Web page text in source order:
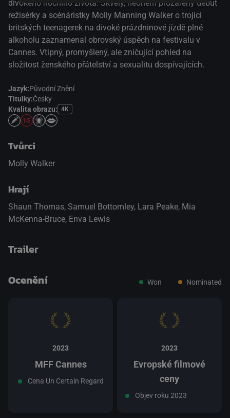
divokého nočního života. Skvělý, neonem prozářený debut
režisérky a scénáristky Molly Manning Walker o trojici
britských teenagerek na divoké prázdninové jízdě plné
alkoholu zaznamenal obrovský úspěch na festivalu v
Cannes. Vtipný, promyšlený, ale zničující pohled na
složitost ženského přátelství a sexualitu dospívajících.
Jazyk:Původní Znění
Titulky:Česky
Kvalita obrazu: 4K
Tvůrci
Molly Walker
Hrají
Shaun Thomas, Samuel Bottomley, Lara Peake, Mia
McKenna-Bruce, Enva Lewis
Trailer
přepnout na HTML5 přehrávač
Ocenění Won Nominated
2023
MFF Cannes
Cena Un Certain Regard
2023
Evropské filmové
ceny
Objev roku 2023